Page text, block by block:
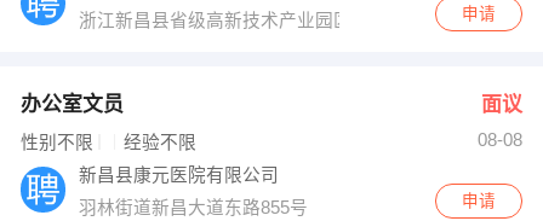
浙江新昌县省级高新技术产业园区（梅诸）
申请
办公室文员 面议
性别不限 经验不限
08-08
新昌县康元医院有限公司
羽林街道新昌大道东路855号
申请